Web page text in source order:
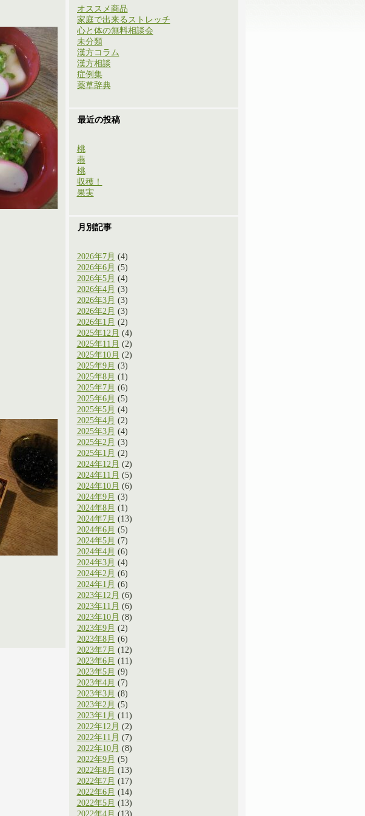
オススメ商品
家庭で出来るストレッチ
心と体の無料相談会
未分類
漢方コラム
漢方相談
症例集
薬草辞典
最近の投稿
桃
燕
桃
収穫！
果実
月別記事
2026年7月 (4)
2026年6月 (5)
2026年5月 (4)
2026年4月 (3)
2026年3月 (3)
2026年2月 (3)
2026年1月 (2)
2025年12月 (4)
2025年11月 (2)
2025年10月 (2)
2025年9月 (3)
2025年8月 (1)
2025年7月 (6)
2025年6月 (5)
2025年5月 (4)
2025年4月 (2)
2025年3月 (4)
2025年2月 (3)
2025年1月 (2)
2024年12月 (2)
2024年11月 (5)
2024年10月 (6)
2024年9月 (3)
2024年8月 (1)
2024年7月 (13)
2024年6月 (5)
2024年5月 (7)
2024年4月 (6)
2024年3月 (4)
2024年2月 (6)
2024年1月 (6)
2023年12月 (6)
2023年11月 (6)
2023年10月 (8)
2023年9月 (2)
2023年8月 (6)
2023年7月 (12)
2023年6月 (11)
2023年5月 (9)
2023年4月 (7)
2023年3月 (8)
2023年2月 (5)
2023年1月 (11)
2022年12月 (2)
2022年11月 (7)
2022年10月 (8)
2022年9月 (5)
2022年8月 (13)
2022年7月 (17)
2022年6月 (14)
2022年5月 (13)
2022年4月 (13)